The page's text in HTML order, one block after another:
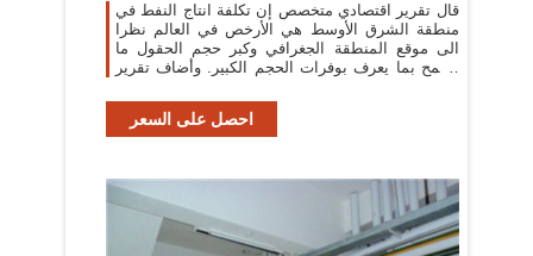
قال تقرير اقتصادي متخصص إن تكلفة انتاج النفط في
منطقة الشرق الأوسط هي الأرخص في العالم نظرا
الى موقع المنطقة الجغرافي وكبر حجم الحقول ما
يسمح بما يعرف بوفرات الحجم الكبير. وأضاف تقرير
احصل على السعر